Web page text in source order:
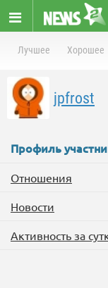
Лучшее Хорошее
jpfrost
Профиль
Отношения
Новости
Активность за